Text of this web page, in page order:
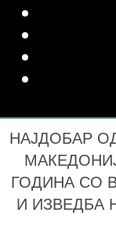
НАЈДОБАР
ГОДИНА СО
И ИЗВЕДБА